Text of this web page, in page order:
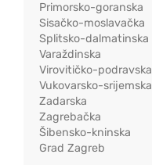
Primorsko-goranska
Sisačko-moslavačka
Splitsko-dalmatinska
Varaždinska
Virovitičko-podravska
Vukovarsko-srijemska
Zadarska
Zagrebačka
Šibensko-kninska
Grad Zagreb